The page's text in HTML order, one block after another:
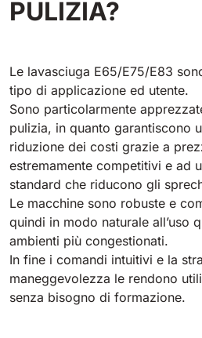
E55
E51
530 mm
E61
610 mm
E71
710 mm
Tigra
Rider 1201
1200 mm
Rider Lift
1200 mm
1400 mm
PULIZIA?
Le lavasciuga E65/E75/E83
tipo di applicazione ed utente.
Sono particolarmente
pulizia, in quanto garantiscono
riduzione dei costi grazie a
estremamente competitivi e ad
standard che riducono gli
Le macchine sono robuste e
quindi in modo naturale all’uso
ambienti più congestionati.
In fine i comandi intuitivi e la
maneggevolezza le rendono
senza bisogno di formazione.